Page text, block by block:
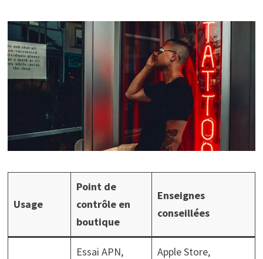
Usage
Point de
contrôle en
boutique
Enseignes
conseillées
Essai APN,
Apple Store,